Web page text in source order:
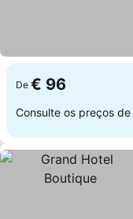
De € 96
Consulte os preços de